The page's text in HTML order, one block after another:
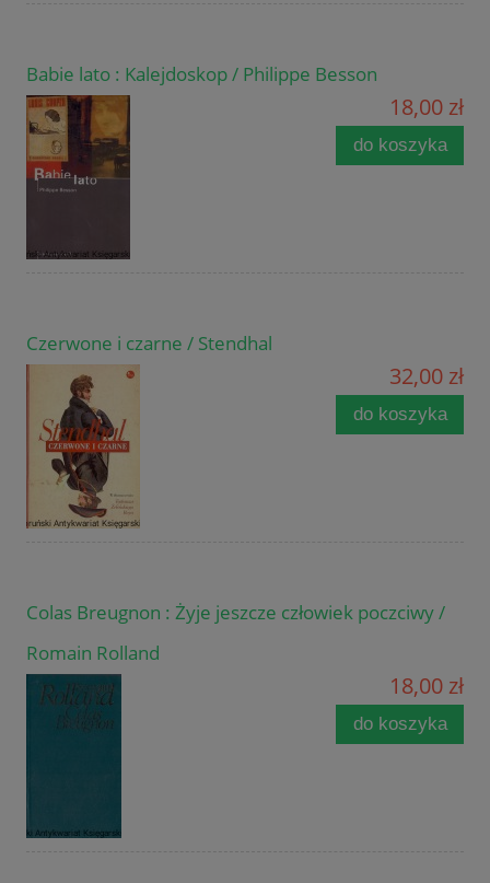
Babie lato : Kalejdoskop / Philippe Besson
18,00 zł
do koszyka
Czerwone i czarne / Stendhal
32,00 zł
do koszyka
Colas Breugnon : Żyje jeszcze człowiek poczciwy /
Romain Rolland
18,00 zł
do koszyka